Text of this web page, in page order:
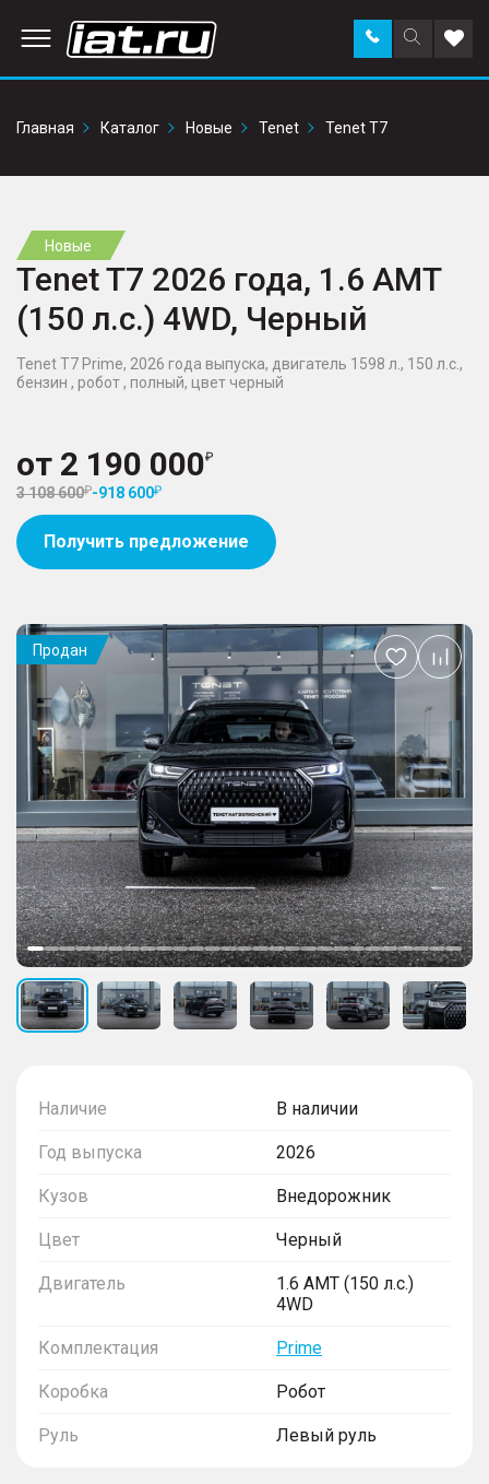
Поиск
по
Заказать
звонок в
Главная
Каталог Новые Tenet Tenet T7
Новые
Tenet T7 2026 года, 1.6 AMT
(150 л.с.) 4WD, Черный
Tenet T7 Prime, 2026 года выпуска, двигатель 1598 л., 150 л.с.,
бензин , робот , полный, цвет черный
от 2 190 000
3 108 600 -918 600
Получить предложение
Наличие В наличии
Год выпуска 2026
Кузов Внедорожник
Цвет Черный
Двигатель
1.6 AMT (150 л.с.)
4WD
Комплектация Prime
Коробка Робот
Руль Левый руль
Продан
Добавить
в
избранное